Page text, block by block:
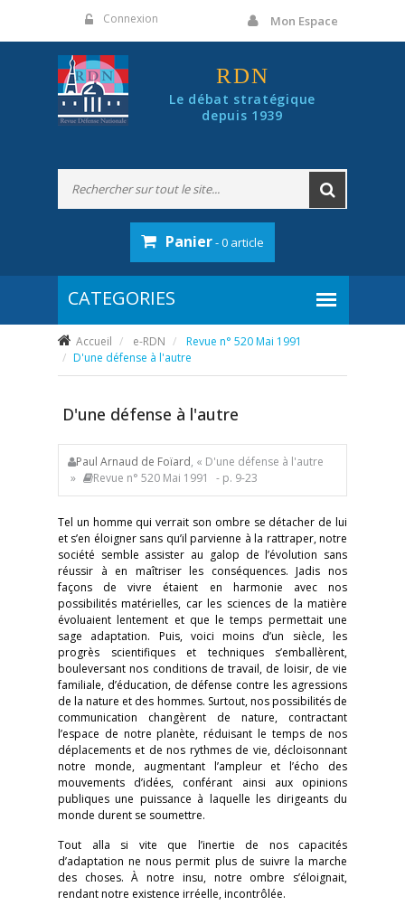
Connexion Mon Espace
RDN
Le débat stratégique
depuis 1939
Panier- 0 article
Accueil e-RDN
Revue n° 520 Mai 1991
D'une défense à l'autre
D'une défense à l'autre
Paul Arnaud de Foïard, « D'une défense à l'autre
»
Revue n° 520 Mai 1991 - p. 9-23
Tel un homme qui verrait son ombre se détacher de lui
et s’en éloigner sans qu’il parvienne à la rattraper, notre
société semble assister au galop de l’évolution sans
réussir à en maîtriser les conséquences. Jadis nos
façons de vivre étaient en harmonie avec nos
possibilités matérielles, car les sciences de la matière
évoluaient lentement et que le temps permettait une
sage adaptation. Puis, voici moins d’un siècle, les
progrès scientifiques et techniques s’emballèrent,
bouleversant nos conditions de travail, de loisir, de vie
familiale, d’éducation, de défense contre les agressions
de la nature et des hommes. Surtout, nos possibilités de
communication changèrent de nature, contractant
l’espace de notre planète, réduisant le temps de nos
déplacements et de nos rythmes de vie, décloisonnant
notre monde, augmentant l’ampleur et l’écho des
mouvements d’idées, conférant ainsi aux opinions
publiques une puissance à laquelle les dirigeants du
monde durent se soumettre.
Tout alla si vite que l’inertie de nos capacités
d’adaptation ne nous permit plus de suivre la marche
des choses. À notre insu, notre ombre s’éloignait,
rendant notre existence irréelle, incontrôlée.